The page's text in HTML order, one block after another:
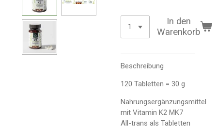
In den
Warenkorb
Beschreibung
120 Tabletten = 30 g
Nahrungsergänzungsmittel
mit Vitamin K2 MK7
All-trans als Tabletten